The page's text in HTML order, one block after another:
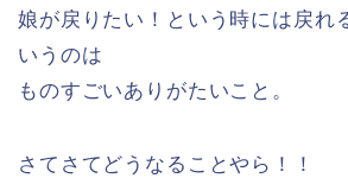
娘が戻りたい！という時には戻れ
いうのは
ものすごいありがたいこと。
さてさてどうなることやら！！